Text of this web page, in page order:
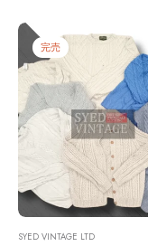
価
完売
SYED VINTAGE LTD